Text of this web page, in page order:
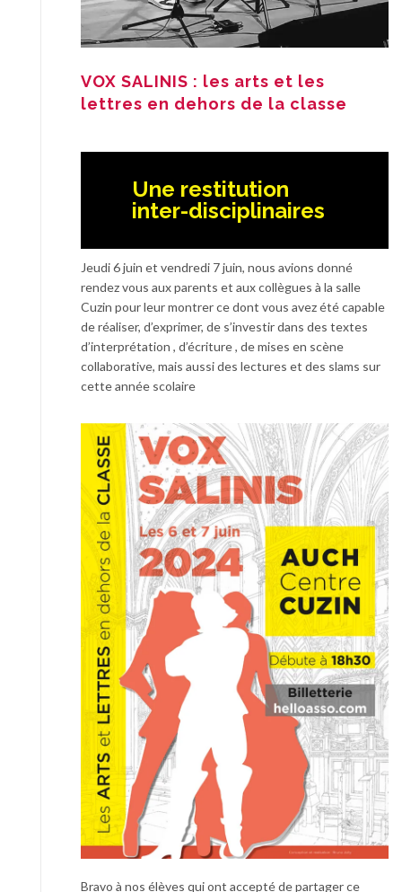
VOX SALINIS : les arts et les
lettres en dehors de la classe
Une restitution
inter-disciplinaires
Jeudi 6 juin et vendredi 7 juin, nous avions donné
rendez vous aux parents et aux collègues à la salle
Cuzin pour leur montrer ce dont vous avez été capable
de réaliser, d’exprimer, de s’investir dans des textes
d’interprétation , d’écriture , de mises en scène
collaborative, mais aussi des lectures et des slams sur
cette année scolaire
Bravo à nos élèves qui ont accepté de partager ce